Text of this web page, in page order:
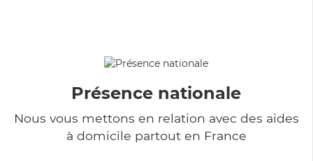
Présence nationale
Nous vous mettons en relation avec des aides
à domicile partout en France